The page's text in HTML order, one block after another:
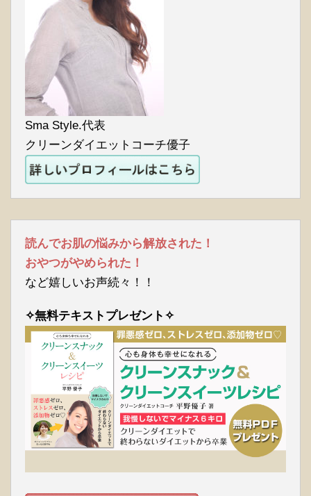
Sma Style.代表
クリーンダイエットコーチ優子
読んでお肌の悩みから解放された！
おやつがやめられた！
など嬉しいお声続々！！
✧無料テキストプレゼント✧